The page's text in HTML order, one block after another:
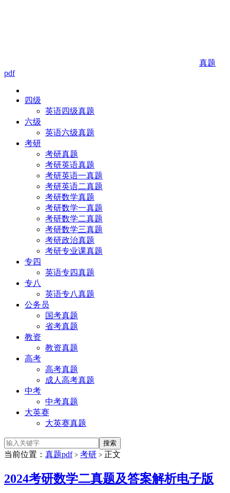
真题
pdf
四级
英语四级真题
六级
英语六级真题
考研
考研真题
考研英语真题
考研英语一真题
考研英语二真题
考研数学真题
考研数学一真题
考研数学二真题
考研数学三真题
考研政治真题
考研专业课真题
专四
英语专四真题
专八
英语专八真题
公务员
国考真题
省考真题
教资
教资真题
高考
高考真题
成人高考真题
中考
中考真题
大英赛
大英赛真题
当前位置： 真题pdf > 考研 > 正文
2024考研数学二真题及答案解析电子版